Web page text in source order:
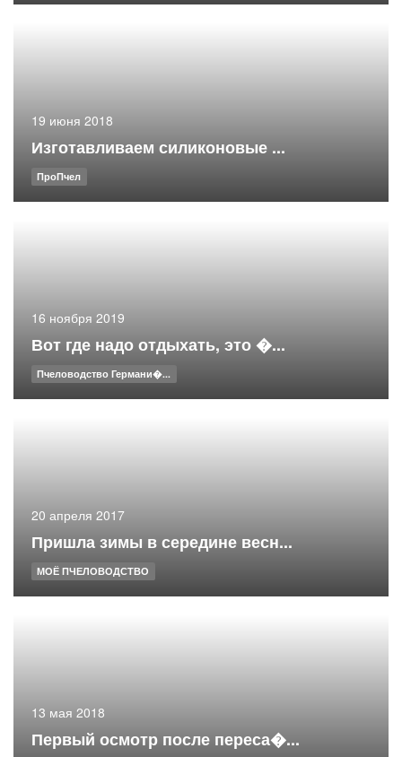
19 июня 2018
Изготавливаем силиконовые ...
ПроПчел
16 ноября 2019
Вот где надо отдыхать, это �...
Пчеловодство Германи�...
20 апреля 2017
Пришла зимы в середине весн...
МОЁ ПЧЕЛОВОДСТВО
13 мая 2018
Первый осмотр после переса�...